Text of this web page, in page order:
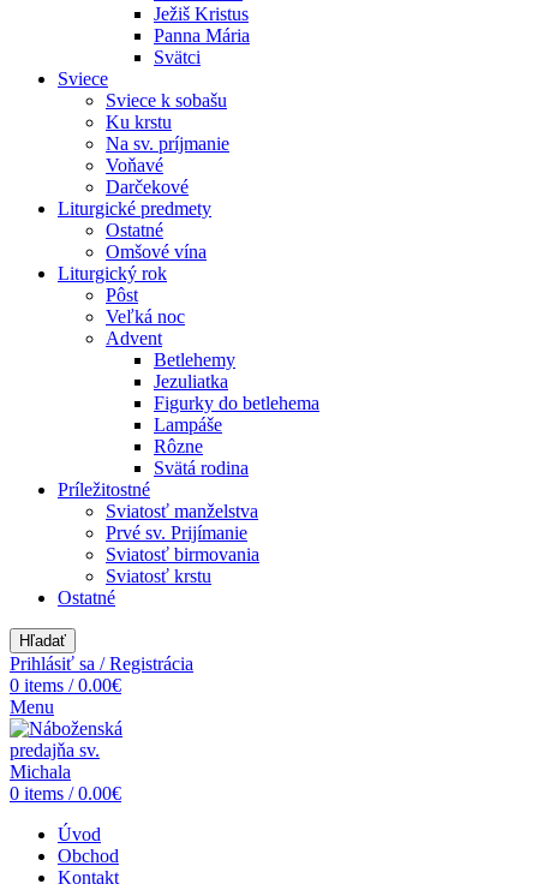
Ježiš Kristus
Panna Mária
Svätci
Sviece
Sviece k sobašu
Ku krstu
Na sv. príjmanie
Voňavé
Darčekové
Liturgické predmety
Ostatné
Omšové vína
Liturgický rok
Pôst
Veľká noc
Advent
Betlehemy
Jezuliatka
Figurky do betlehema
Lampáše
Rôzne
Svätá rodina
Príležitostné
Sviatosť manželstva
Prvé sv. Prijímanie
Sviatosť birmovania
Sviatosť krstu
Ostatné
Hľadať
Prihlásiť sa / Registrácia
0 items / 0.00€
Menu
0 items / 0.00€
Úvod
Obchod
Kontakt